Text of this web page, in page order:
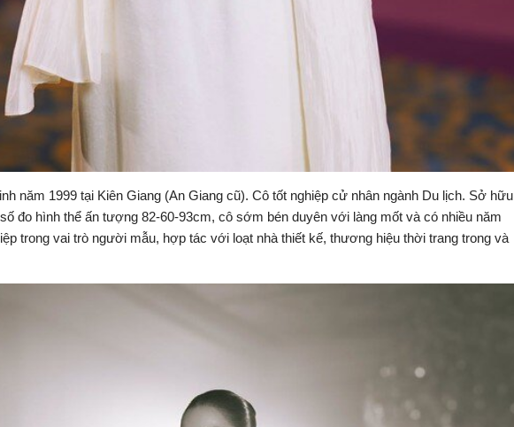
năm 1999 tại Kiên Giang (An Giang cũ). Cô tốt nghiệp cử nhân ngành Du lịch. Sở hữu
đo hình thể ấn tượng 82-60-93cm, cô sớm bén duyên với làng mốt và có nhiều năm
trong vai trò người mẫu, hợp tác với loạt nhà thiết kế, thương hiệu thời trang trong và